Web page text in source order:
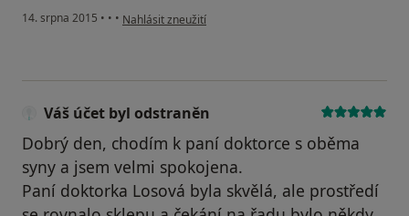
14. srpna 2015 • • • podle názoru uživatele Váš účet byl odstraněn
Nahlásit zneužití
Váš účet byl odstraněn
Dobrý den, chodím k paní doktorce s oběma
syny a jsem velmi spokojena.
Paní doktorka Losová byla skvělá, ale prostředí